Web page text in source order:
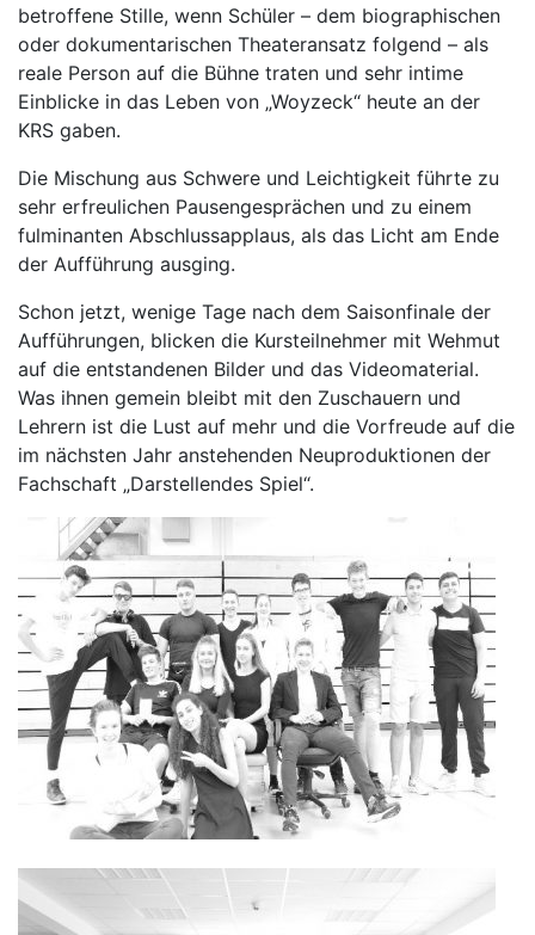
betroffene Stille, wenn Schüler – dem biographischen
oder dokumentarischen Theateransatz folgend – als
reale Person auf die Bühne traten und sehr intime
Einblicke in das Leben von „Woyzeck“ heute an der
KRS gaben.
Die Mischung aus Schwere und Leichtigkeit führte zu
sehr erfreulichen Pausengesprächen und zu einem
fulminanten Abschlussapplaus, als das Licht am Ende
der Aufführung ausging.
Schon jetzt, wenige Tage nach dem Saisonfinale der
Aufführungen, blicken die Kursteilnehmer mit Wehmut
auf die entstandenen Bilder und das Videomaterial.
Was ihnen gemein bleibt mit den Zuschauern und
Lehrern ist die Lust auf mehr und die Vorfreude auf die
im nächsten Jahr anstehenden Neuproduktionen der
Fachschaft „Darstellendes Spiel“.